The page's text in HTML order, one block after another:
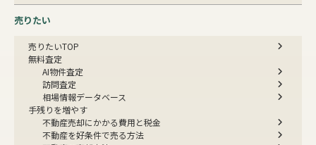
売りたい
売りたいTOP
無料査定
AI物件査定
訪問査定
相場情報データベース
手残りを増やす
不動産売却にかかる費用と税金
不動産を好条件で売る方法